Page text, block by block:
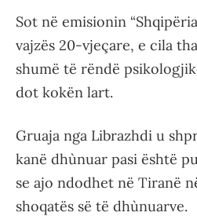
Sot në emisionin
vajzës 20-vjeçare, e cila
shumë të rëndë
dot kokën lart.
Gruaja nga Librazhdi u
kanë dhùnuar pasi është
se ajo ndodhet në Tiranë
shoqatës së të dhùnuarve.